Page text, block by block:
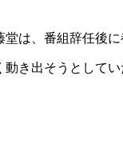
は、番組辞任後
き出そうとしてい